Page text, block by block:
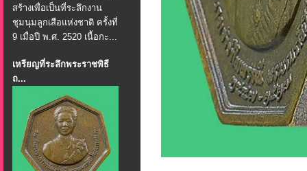
สร้างเพื่อเป็นที่ระลึกงาน
ชุมนุมลูกเสือแห่งชาติ ครั้งที่
9 เมื่อปี พ.ศ. 2520 เนื้อกะ...
เหรียญที่ระลึกพระราชพิธี
ถ...